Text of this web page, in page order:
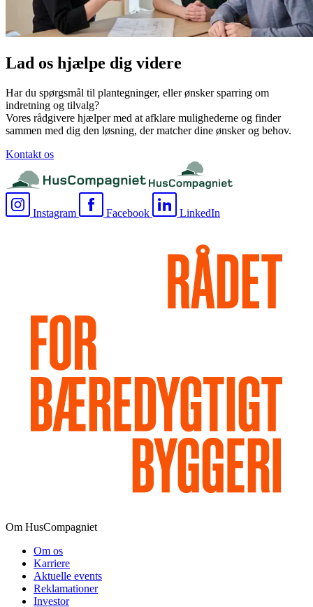
Lad os hjælpe dig videre
Har du spørgsmål til plantegninger, eller ønsker sparring om
indretning og tilvalg?
Vores rådgivere hjælper med at afklare mulighederne og finder
sammen med dig den løsning, der matcher dine ønsker og behov.
Kontakt os
Instagram Facebook LinkedIn
Om HusCompagniet
Om os
Karriere
Aktuelle events
Reklamationer
Investor